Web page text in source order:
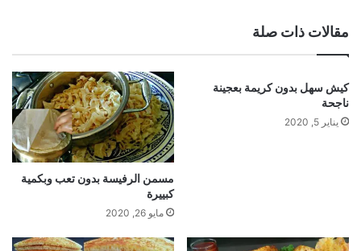
مقالات ذات صلة
كيش سهل بدون كريمة بعجينة
ناجحة
يناير 5, 2020
مسمن الرفيسة بدون تعب وبكمية
كبييرة
مايو 26, 2020